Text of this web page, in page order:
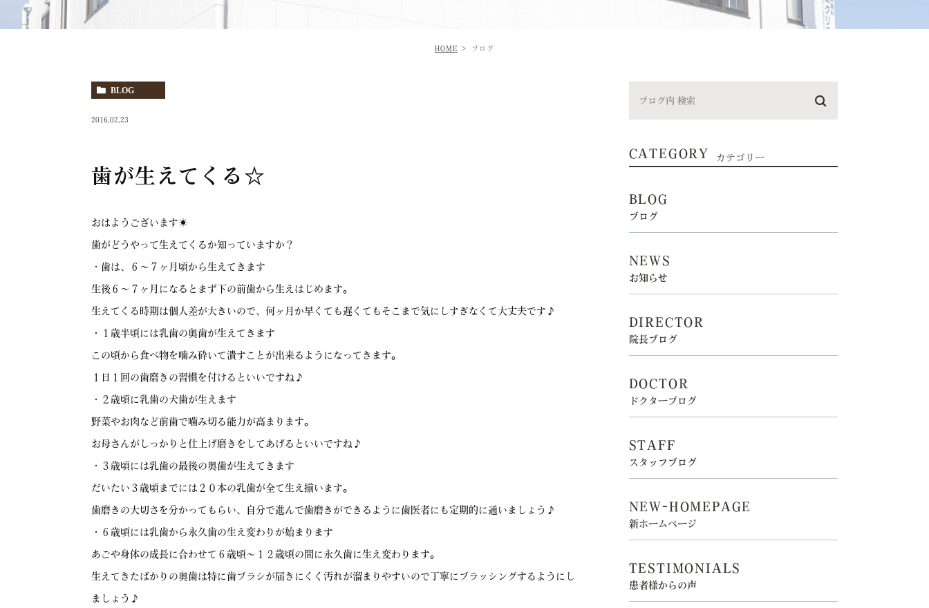
HOME ブログ
BLOG
2016.02.23
歯が生えてくる☆
おはようございます☀
歯がどうやって生えてくるか知っていますか？
・歯は、６〜７ヶ月頃から生えてきます
生後６〜７ヶ月になるとまず下の前歯から生えはじめます。
生えてくる時期は個人差が大きいので、何ヶ月か早くても遅くてもそこまで気にしすぎなくて大丈夫です♪
・１歳半頃には乳歯の奥歯が生えてきます
この頃から食べ物を噛み砕いて潰すことが出来るようになってきます。
１日１回の歯磨きの習慣を付けるといいですね♪
・２歳頃に乳歯の犬歯が生えます
野菜やお肉など前歯で噛み切る能力が高まります。
お母さんがしっかりと仕上げ磨きをしてあげるといいですね♪
・３歳頃には乳歯の最後の奥歯が生えてきます
だいたい３歳頃までには２０本の乳歯が全て生え揃います。
歯磨きの大切さを分かってもらい、自分で進んで歯磨きができるように歯医者にも定期的に通いましょう♪
・６歳頃には乳歯から永久歯の生え変わりが始まります
あごや身体の成長に合わせて６歳頃〜１２歳頃の間に永久歯に生え変わります。
生えてきたばかりの奥歯は特に歯ブラシが届きにくく汚れが溜まりやすいので丁寧にブラッシングするようにし
ましょう♪
CATEGORY カテゴリー
BLOG
ブログ
NEWS
お知らせ
DIRECTOR
院長ブログ
DOCTOR
ドクターブログ
STAFF
スタッフブログ
NEW-HOMEPAGE
新ホームページ
TESTIMONIALS
患者様からの声